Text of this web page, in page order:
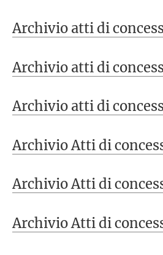
Archivio atti di
Archivio atti di
Archivio atti di
Archivio Atti di
Archivio Atti di
Archivio Atti di